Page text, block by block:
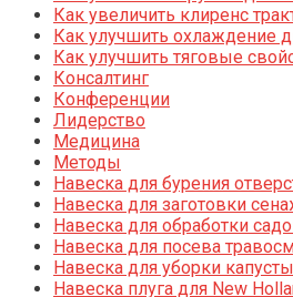
Как увеличить клиренс
Как улучшить охлаждение
Как улучшить тяговые
Консалтинг
Конференции
Лидерство
Медицина
Методы
Навеска для бурения
Навеска для заготовки
Навеска для обработки
Навеска для посева
Навеска для уборки капусты
Навеска плуга для New